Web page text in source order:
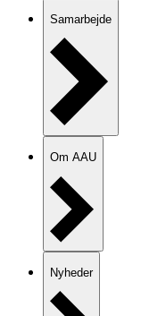
Samarbejde
Om AAU
Nyheder